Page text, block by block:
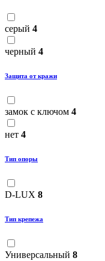
серый 4
черный 4
Защита от кражи
замок с ключом 4
нет 4
Тип опоры
D-LUX 8
Тип крепежа
Универсальный 8